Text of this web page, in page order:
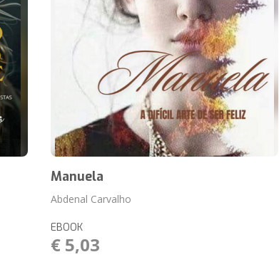
Manuela
Abdenal Carvalho
EBOOK
€ 5,03